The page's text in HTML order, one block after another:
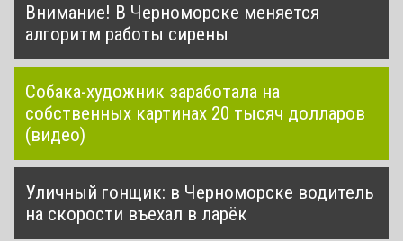
Внимание! В Черноморске меняется
алгоритм работы сирены
Собака-художник заработала на
собственных картинах 20 тысяч долларов
(видео)
Уличный гонщик: в Черноморске водитель
на скорости въехал в ларёк